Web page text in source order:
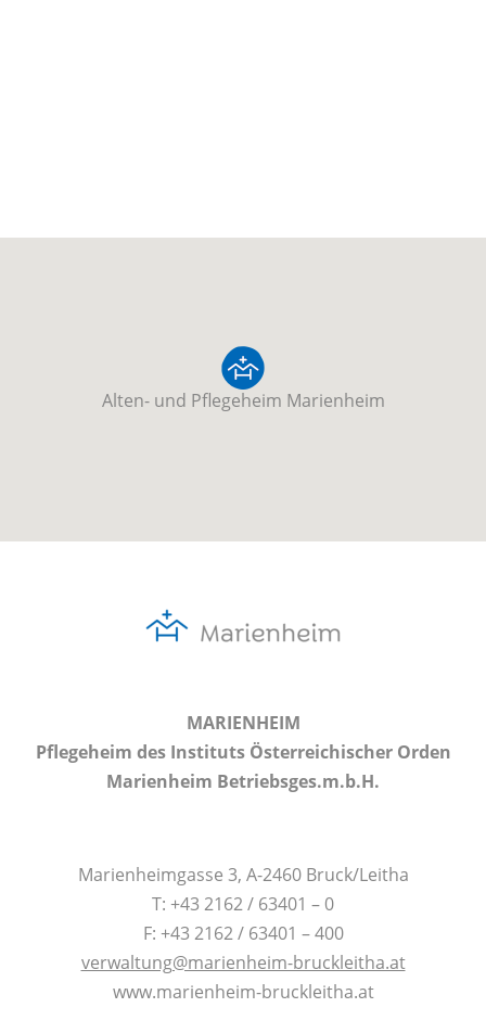
Alten- und Pflegeheim Marienheim
MARIENHEIM
Pflegeheim des Instituts Österreichischer Orden
Marienheim Betriebsges.m.b.H.
Marienheimgasse 3, A-2460 Bruck/Leitha
T: +43 2162 / 63401 – 0
F: +43 2162 / 63401 – 400
verwaltung@marienheim-bruckleitha.at
www.marienheim-bruckleitha.at